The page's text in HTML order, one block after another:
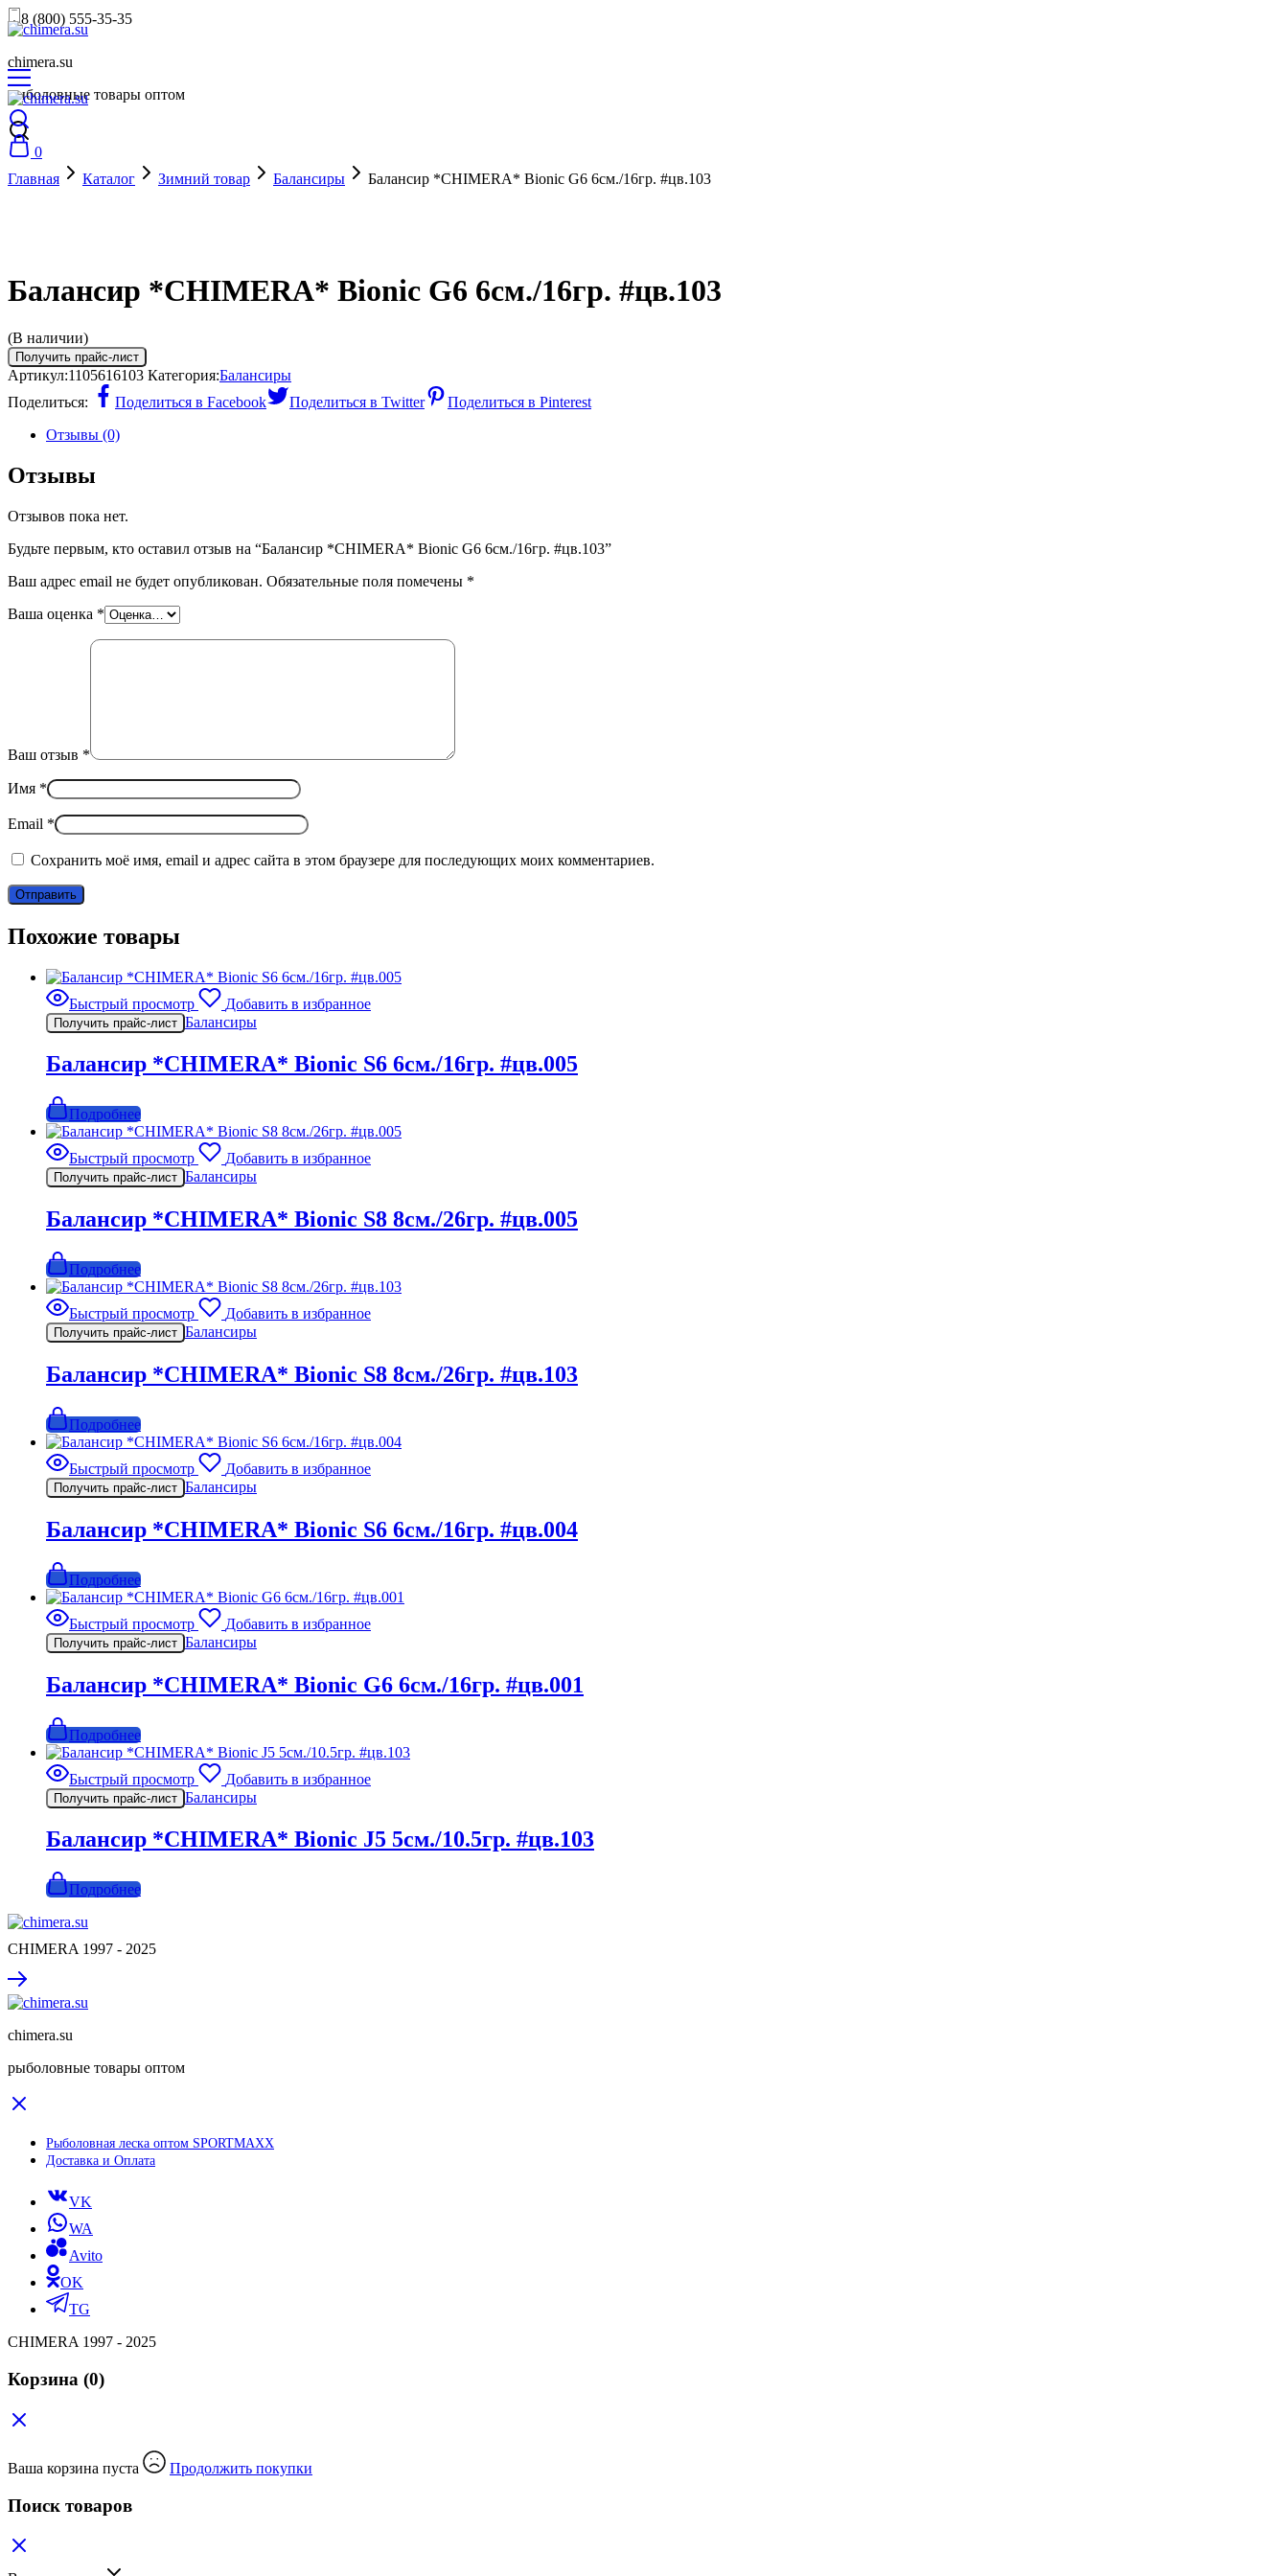
8 (800) 555-35-35
chimera.su
рыболовные товары оптом
0
Главная
Каталог Зимний товар Балансиры Балансир *CHIMERA* Bionic G6 6см./16гр. #цв.103
Балансир *CHIMERA* Bionic G6 6см./16гр. #цв.103
(В наличии)
Получить прайс-лист
Артикул:1105616103 Категория:Балансиры
Поделиться:
Поделиться в Facebook Поделиться в Twitter
Поделиться в Pinterest
Отзывы (0)
Отзывы
Отзывов пока нет.
Будьте первым, кто оставил отзыв на “Балансир *CHIMERA* Bionic G6 6см./16гр. #цв.103”
Ваш адрес email не будет опубликован. Обязательные поля помечены *
Ваша оценка *
Ваш отзыв *
Имя *
Email *
Сохранить моё имя, email и адрес сайта в этом браузере для последующих моих комментариев.
Похожие товары
Быстрый просмотр Добавить в избранное
Получить прайс-лист Балансиры
Балансир *CHIMERA* Bionic S6 6см./16гр. #цв.005
Подробнее
Быстрый просмотр Добавить в избранное
Получить прайс-лист Балансиры
Балансир *CHIMERA* Bionic S8 8см./26гр. #цв.005
Подробнее
Быстрый просмотр Добавить в избранное
Получить прайс-лист Балансиры
Балансир *CHIMERA* Bionic S8 8см./26гр. #цв.103
Подробнее
Быстрый просмотр Добавить в избранное
Получить прайс-лист Балансиры
Балансир *CHIMERA* Bionic S6 6см./16гр. #цв.004
Подробнее
Быстрый просмотр Добавить в избранное
Получить прайс-лист Балансиры
Балансир *CHIMERA* Bionic G6 6см./16гр. #цв.001
Подробнее
Быстрый просмотр Добавить в избранное
Получить прайс-лист Балансиры
Балансир *CHIMERA* Bionic J5 5см./10.5гр. #цв.103
Подробнее
CHIMERA 1997 - 2025
chimera.su
рыболовные товары оптом
Рыболовная леска оптом SPORTMAXX
Доставка и Оплата
VK
WA
Avito
OK
TG
CHIMERA 1997 - 2025
Корзина (0)
Ваша корзина пуста Продолжить покупки
Поиск товаров